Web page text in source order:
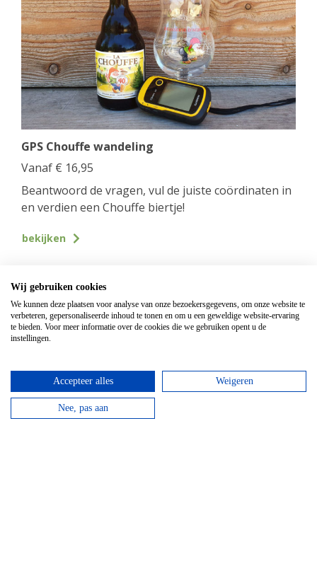
GPS Chouffe wandeling
Vanaf € 16,95
Beantwoord de vragen, vul de juiste coördinaten in
en verdien een Chouffe biertje!
bekijken
Wij gebruiken cookies
We kunnen deze plaatsen voor analyse van onze bezoekersgegevens, om onze website te
verbeteren, gepersonaliseerde inhoud te tonen en om u een geweldige website-ervaring
te bieden. Voor meer informatie over de cookies die we gebruiken opent u de
instellingen.
Accepteer alles Weigeren
Nee, pas aan